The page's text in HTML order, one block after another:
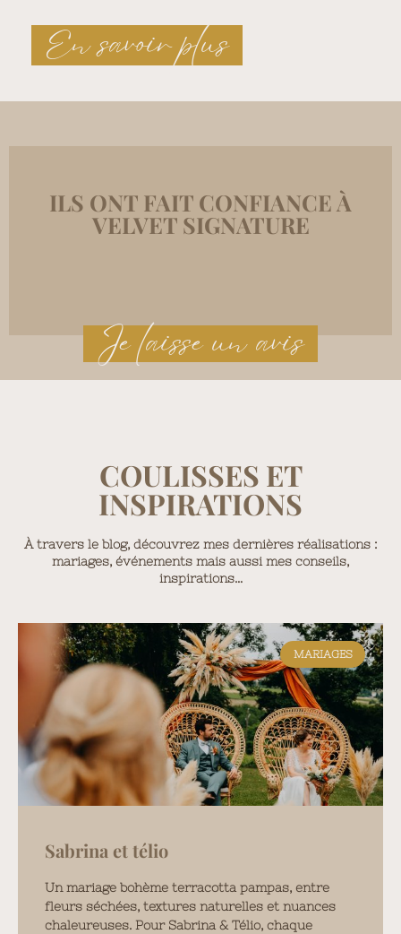
En savoir plus
ILS ONT FAIT CONFIANCE À
VELVET SIGNATURE
Je laisse un avis
COULISSES ET
INSPIRATIONS
À travers le blog, découvrez mes dernières réalisations :
mariages, événements mais aussi mes conseils,
inspirations…
MARIAGES
Sabrina et télio
Un mariage bohème terracotta pampas, entre
fleurs séchées, textures naturelles et nuances
chaleureuses. Pour Sabrina & Télio, chaque